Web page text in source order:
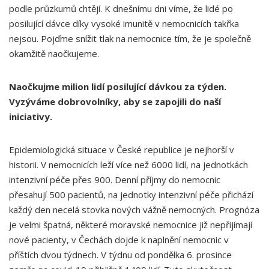
podle průzkumů chtějí. K dnešnímu dni víme, že lidé po
posilující dávce díky vysoké imunitě v nemocnicích takřka
nejsou. Pojďme snížit tlak na nemocnice tím, že je společně
okamžitě naočkujeme.
Naočkujme milion lidí posilující dávkou za týden.
Vyzýváme dobrovolníky, aby se zapojili do naší
iniciativy.
Epidemiologická situace v České republice je nejhorší v
historii. V nemocnicích leží více než 6000 lidí, na jednotkách
intenzivní péče přes 900. Denní příjmy do nemocnic
přesahují 500 pacientů, na jednotky intenzivní péče přichází
každý den necelá stovka nových vážně nemocných. Prognóza
je velmi špatná, některé moravské nemocnice již nepřijímají
nové pacienty, v Čechách dojde k naplnění nemocnic v
příštích dvou týdnech. V týdnu od pondělka 6. prosince